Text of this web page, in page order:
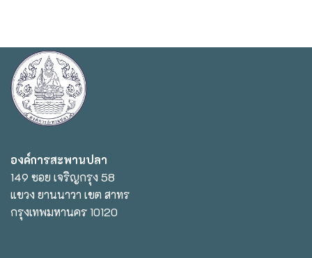
องค์การสะพานปลา
149 ซอย เจริญกรุง 58
แขวง ยานนาวา เขต สาทร
กรุงเทพมหานคร 10120